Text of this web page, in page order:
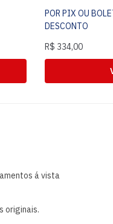
POR PIX OU
DESCONTO
R$ 334,00
á vista
originais.